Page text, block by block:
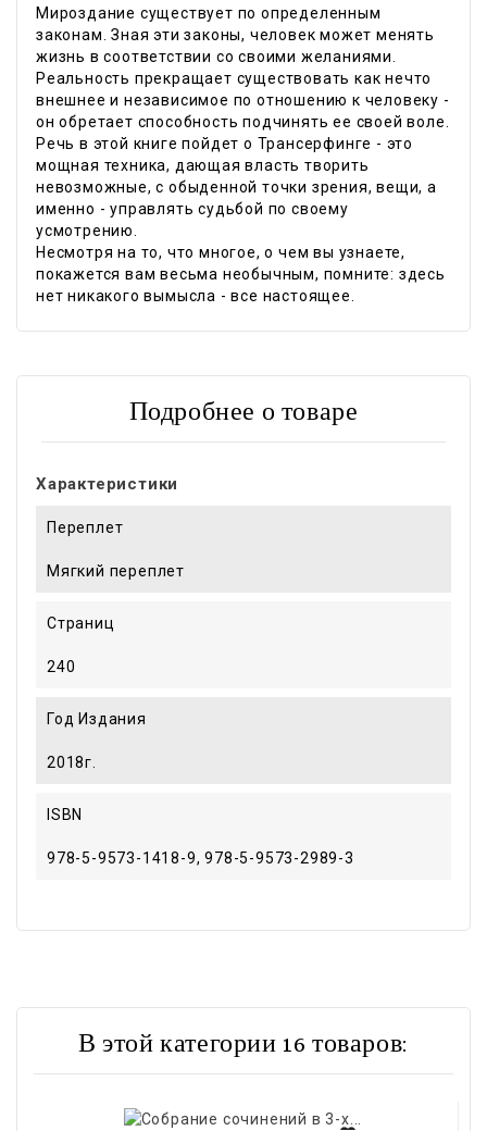
Мироздание существует по определенным
законам. Зная эти законы, человек может менять
жизнь в соответствии со своими желаниями.
Реальность прекращает существовать как нечто
внешнее и независимое по отношению к человеку -
он обретает способность подчинять ее своей воле.
Речь в этой книге пойдет о Трансерфинге - это
мощная техника, дающая власть творить
невозможные, с обыденной точки зрения, вещи, а
именно - управлять судьбой по своему
усмотрению.
Несмотря на то, что многое, о чем вы узнаете,
покажется вам весьма необычным, помните: здесь
нет никакого вымысла - все настоящее.
Подробнее о товаре
Характеристики
Переплет
Мягкий переплет
Страниц
240
Год Издания
2018г.
ISBN
978-5-9573-1418-9, 978-5-9573-2989-3
В этой категории 16 товаров: